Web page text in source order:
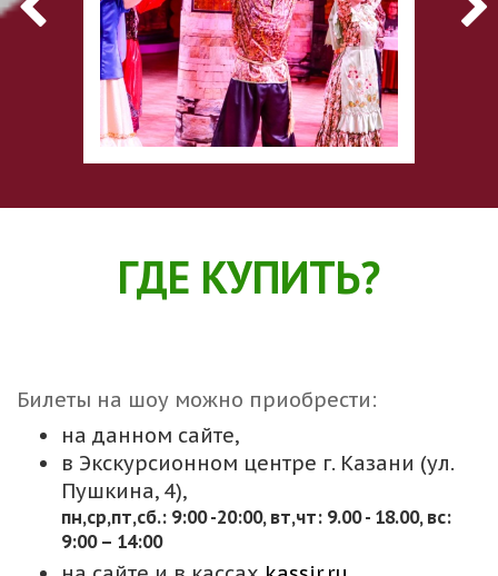
ГДЕ КУПИТЬ?
Билеты на шоу можно приобрести:
на данном сайте,
в Экскурсионном центре г. Казани (ул.
Пушкина, 4),
пн,cр,пт,сб.: 9:00 -20:00, вт,чт: 9.00 - 18.00, вс:
9:00 – 14:00